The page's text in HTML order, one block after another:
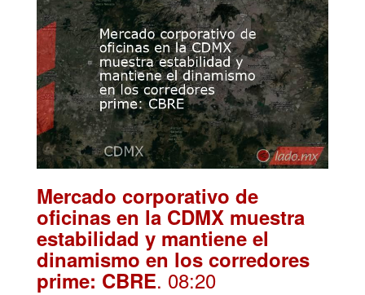
Mercado corporativo de
oficinas en la CDMX muestra
estabilidad y mantiene el
dinamismo en los corredores
prime: CBRE. 08:20